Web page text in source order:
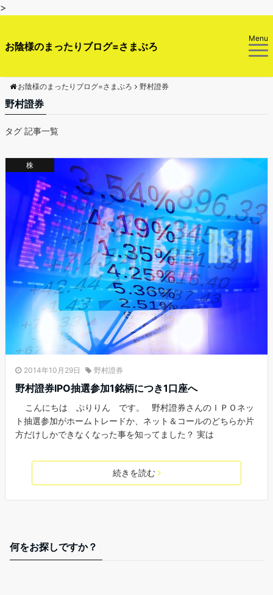
>
お陰様のまったりブログ=さまぶろ
Menu
お陰様のまったりブログ=さまぶろ 野村證券
野村證券
タグ 記事一覧
株
2014年10月29日 野村證券
野村證券IPO抽選参加1銘柄につき1口座へ
こんにちは ぷりりん です。 野村證券さんのＩＰＯネッ
ト抽選参加がホームトレードか、ネット＆コールのどちらか片
方だけしかできなくなった事を知ってました？ 実は
続きを読む
何をお探しですか？